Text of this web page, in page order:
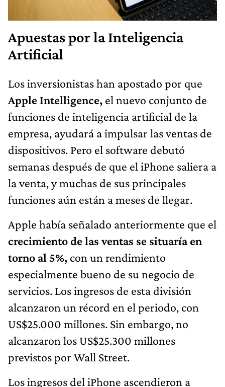
Apuestas por la Inteligencia
Artificial
Los inversionistas han apostado por que
Apple Intelligence, el nuevo conjunto de
funciones de inteligencia artificial de la
empresa, ayudará a impulsar las ventas de
dispositivos. Pero el software debutó
semanas después de que el iPhone saliera a
la venta, y muchas de sus principales
funciones aún están a meses de llegar.
Apple había señalado anteriormente que el
crecimiento de las ventas se situaría en
torno al 5%, con un rendimiento
especialmente bueno de su negocio de
servicios. Los ingresos de esta división
alcanzaron un récord en el periodo, con
US$25.000 millones. Sin embargo, no
alcanzaron los US$25.300 millones
previstos por Wall Street.
Los ingresos del iPhone ascendieron a